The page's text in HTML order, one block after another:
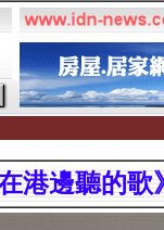
在港邊聽的